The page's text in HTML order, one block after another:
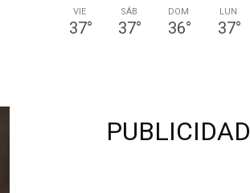
VIE
37°
SÁB
37°
DOM
36°
LUN
37°
PUBLICIDAD